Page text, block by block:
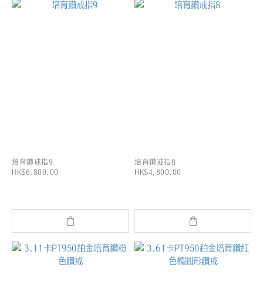
培育鑽戒指9
HK$6,800.00
培育鑽戒指8
HK$4,800.00